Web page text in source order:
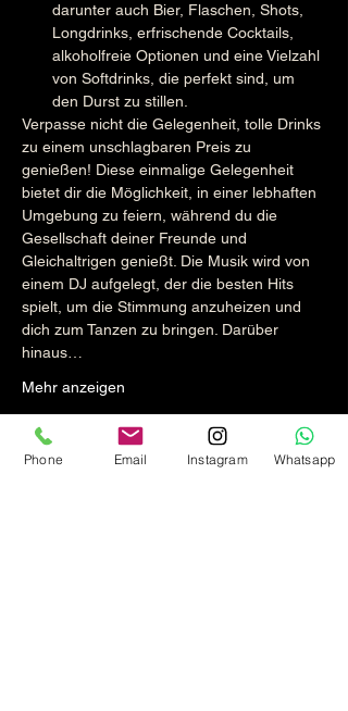
darunter auch Bier, Flaschen, Shots,
Longdrinks, erfrischende Cocktails,
alkoholfreie Optionen und eine Vielzahl
von Softdrinks, die perfekt sind, um
den Durst zu stillen.
Verpasse nicht die Gelegenheit, tolle Drinks
zu einem unschlagbaren Preis zu
genießen! Diese einmalige Gelegenheit
bietet dir die Möglichkeit, in einer lebhaften
Umgebung zu feiern, während du die
Gesellschaft deiner Freunde und
Gleichaltrigen genießt. Die Musik wird von
einem DJ aufgelegt, der die besten Hits
spielt, um die Stimmung anzuheizen und
dich zum Tanzen zu bringen. Darüber
hinaus…
Mehr anzeigen
Diese Veranstaltung teilen
Phone Email Instagram Whatsapp